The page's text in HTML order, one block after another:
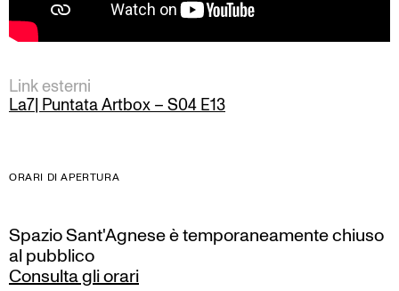
Link esterni
La7| Puntata Artbox – S04 E13
ORARI DI APERTURA
Spazio Sant'Agnese è temporaneamente chiuso
al pubblico
Consulta gli orari